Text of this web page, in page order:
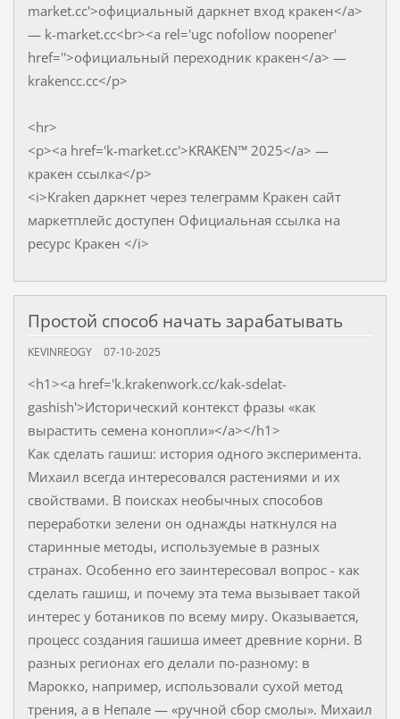
market.cc'>официальный даркнет вход кракен</a>
— k-market.cc<br><a rel='ugc nofollow noopener'
href=''>официальный переходник кракен</a> —
krakencc.cc</p>
<hr>
<p><a href='k-market.cc'>KRAKEN™ 2025</a> —
кракен ссылка</p>
<i>Kraken даркнет через телеграмм Кракен сайт
маркетплейс доступен Официальная ссылка на
ресурс Кракен </i>
Простой способ начать зарабатывать
KEVINREOGY 07-10-2025
<h1><a href='k.krakenwork.cc/kak-sdelat-
gashish'>Исторический контекст фразы «как
вырастить семена конопли»</a></h1>
Как сделать гашиш: история одного эксперимента.
Михаил всегда интересовался растениями и их
свойствами. В поисках необычных способов
переработки зелени он однажды наткнулся на
старинные методы, используемые в разных
странах. Особенно его заинтересовал вопрос - как
сделать гашиш, и почему эта тема вызывает такой
интерес у ботаников по всему миру. Оказывается,
процесс создания гашиша имеет древние корни. В
разных регионах его делали по-разному: в
Марокко, например, использовали сухой метод
трения, а в Непале — «ручной сбор смолы». Михаил